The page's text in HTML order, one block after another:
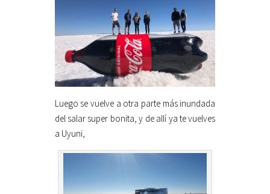
Luego se vuelve a otra parte más inundada
del salar super bonita, y de allí ya te vuelves
a Uyuni,